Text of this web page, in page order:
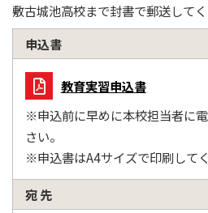
敷古城池高校まで封書で郵送してく
申込書
教育実習申込書
※申込前に早めに本校担当者に
さい。
※申込書はA4サイズで印刷してく
宛 先